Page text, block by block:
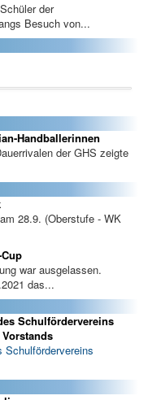
der
Besuch von...
Handballerinnen
der GHS zeigte
28.9. (Oberstufe - WK
war ausgelassen.
das...
Schulfördervereins
Schulfördervereins